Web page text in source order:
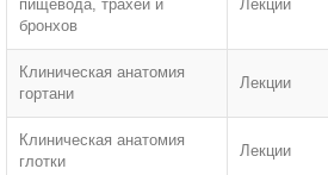
пищевода, трахеи и
бронхов
Лекции
Клиническая анатомия
гортани
Лекции
Клиническая анатомия
глотки
Лекции